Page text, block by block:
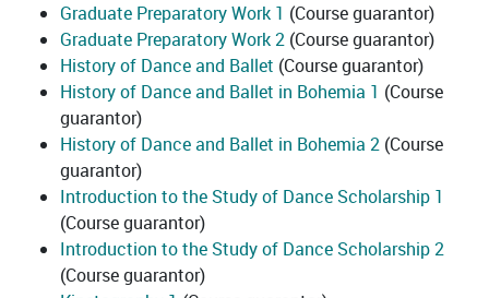
Graduate Preparatory Work 1 (Course guarantor)
Graduate Preparatory Work 2 (Course guarantor)
History of Dance and Ballet (Course guarantor)
History of Dance and Ballet in Bohemia 1 (Course
guarantor)
History of Dance and Ballet in Bohemia 2 (Course
guarantor)
Introduction to the Study of Dance Scholarship 1
(Course guarantor)
Introduction to the Study of Dance Scholarship 2
(Course guarantor)